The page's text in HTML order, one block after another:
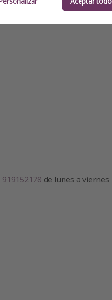
919152178 de lunes a viernes